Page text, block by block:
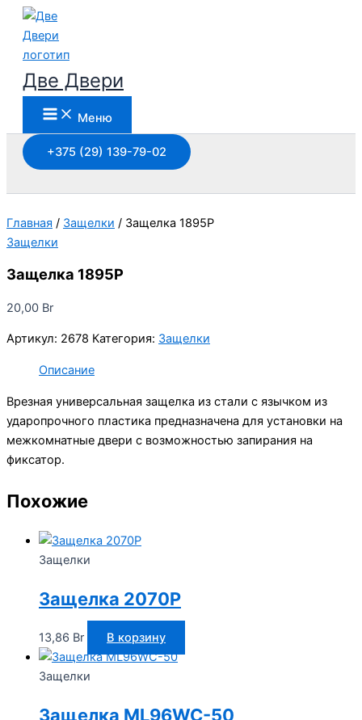
Перейти
содержимому
Две Двери
Меню
+375 (29) 139-79-02
Главная / Защелки / Защелка 1895P
Защелки
Защелка 1895P
20,00 Br
Артикул: 2678 Категория: Защелки
Описание
Врезная универсальная защелка из стали с язычком из
ударопрочного пластика предназначена для установки на
межкомнатные двери с возможностью запирания на
фиксатор.
Похожие
Защелки
Защелка 2070P
13,86 Br В корзину
Защелки
Защелка ML96WC-50